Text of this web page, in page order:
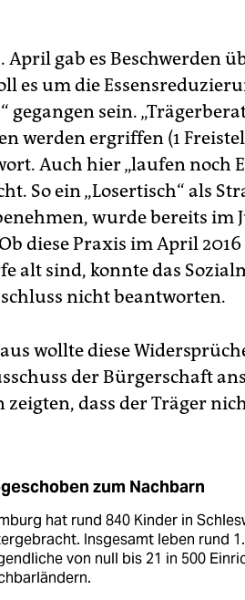
April gab es Beschwerden
es um die
gegangen sein.
werden ergriffen (1
Auch hier „laufen noch
So ein „Losertisch“ als
wurde bereits im
diese Praxis im April
alt sind, konnte das
nicht beantworten.
wollte diese
der Bürgerschaft
zeigten, dass der Träger
zum Nachbarn
hat rund 840 Kinder in
Insgesamt leben rund
von null bis 21 in 500